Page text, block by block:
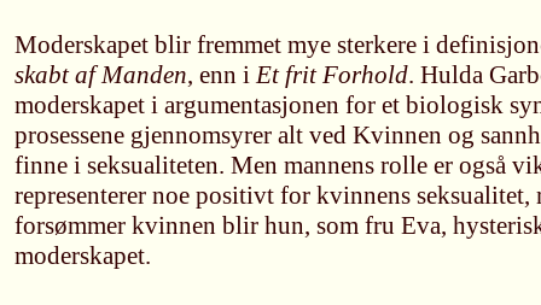
Moderskapet blir fremmet mye sterkere i
skabt af Manden, enn iEt frit Forhold. Hulda
moderskapet i argumentasjonen for et biologisk
prosessene gjennomsyrer alt ved Kvinnen og
finne i seksualiteten. Men mannens rolle er også
representerer noe positivt for kvinnens seksualitet,
forsømmer kvinnen blir hun, som fru Eva,
moderskapet.